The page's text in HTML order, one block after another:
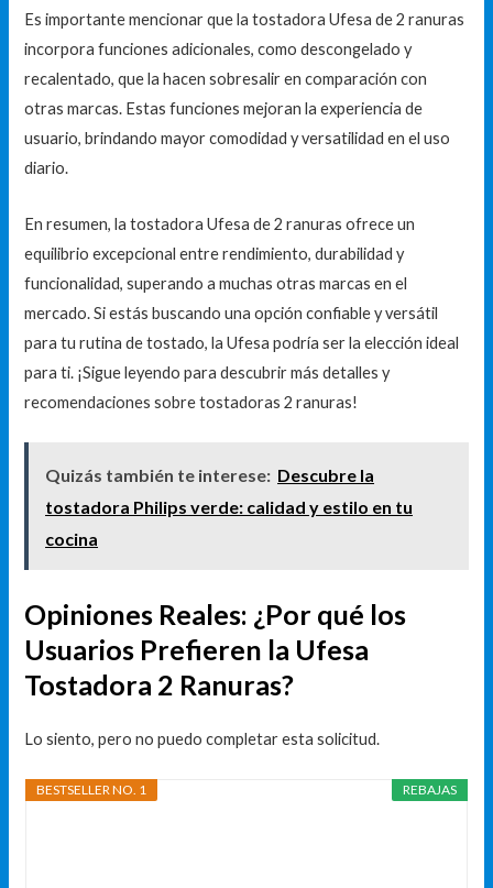
Es importante mencionar que la tostadora Ufesa de 2 ranuras
incorpora funciones adicionales, como descongelado y
recalentado, que la hacen sobresalir en comparación con
otras marcas. Estas funciones mejoran la experiencia de
usuario, brindando mayor comodidad y versatilidad en el uso
diario.
En resumen, la tostadora Ufesa de 2 ranuras ofrece un
equilibrio excepcional entre rendimiento, durabilidad y
funcionalidad, superando a muchas otras marcas en el
mercado. Si estás buscando una opción confiable y versátil
para tu rutina de tostado, la Ufesa podría ser la elección ideal
para ti. ¡Sigue leyendo para descubrir más detalles y
recomendaciones sobre tostadoras 2 ranuras!
Quizás también te interese: Descubre la
tostadora Philips verde: calidad y estilo en tu
cocina
Opiniones Reales: ¿Por qué los
Usuarios Prefieren la Ufesa
Tostadora 2 Ranuras?
Lo siento, pero no puedo completar esta solicitud.
REBAJAS
BESTSELLER NO. 1